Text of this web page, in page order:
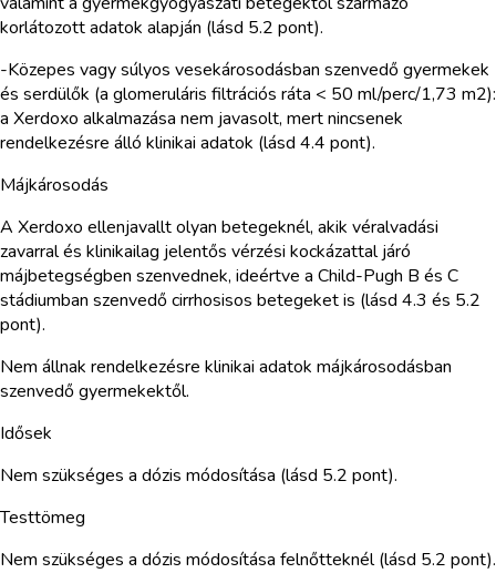
korlátozott adatok alapján (lásd 5.2 pont).
-Közepes vagy súlyos vesekárosodásban szenvedő gyermekek
és serdülők (a glomeruláris filtrációs ráta < 50 ml/perc/1,73 m2):
a Xerdoxo alkalmazása nem javasolt, mert nincsenek
rendelkezésre álló klinikai adatok (lásd 4.4 pont).
Májkárosodás
A Xerdoxo ellenjavallt olyan betegeknél, akik véralvadási
zavarral és klinikailag jelentős vérzési kockázattal járó
májbetegségben szenvednek, ideértve a Child-Pugh B és C
stádiumban szenvedő cirrhosisos betegeket is (lásd 4.3 és 5.2
pont).
Nem állnak rendelkezésre klinikai adatok májkárosodásban
szenvedő gyermekektől.
Idősek
Nem szükséges a dózis módosítása (lásd 5.2 pont).
Testtömeg
Nem szükséges a dózis módosítása felnőtteknél (lásd 5.2 pont).